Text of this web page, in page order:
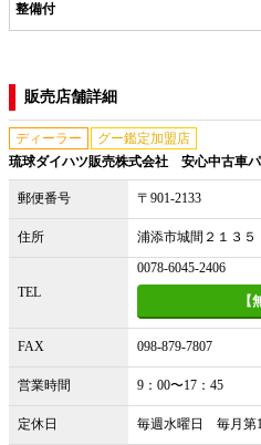
整備付
販売店舗詳細
ディーラー
グー鑑定加盟店
琉球ダイハツ販売株式会社 安心中古車
郵便番号 〒901-2133
住所 浦添市城間２１３５
TEL
0078-6045-2406
FAX 098-879-7807
営業時間 9：00〜17：45
定休日 毎週水曜日 毎月第1